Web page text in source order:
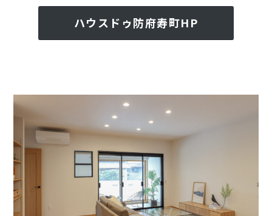
ハウスドゥ防府寿町HP